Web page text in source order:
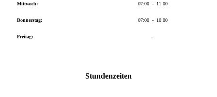
Mittwoch:
Donnerstag:
Freitag:
07:00 - 11:00
07:00 - 10:00
-
Stundenzeiten